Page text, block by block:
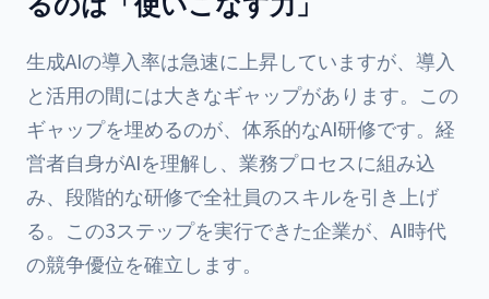
生成AIの導入率は急速に上昇していますが、導入
と活用の間には大きなギャップがあります。この
ギャップを埋めるのが、体系的なAI研修です。経
営者自身がAIを理解し、業務プロセスに組み込
み、段階的な研修で全社員のスキルを引き上げ
る。この3ステップを実行できた企業が、AI時代
の競争優位を確立します。